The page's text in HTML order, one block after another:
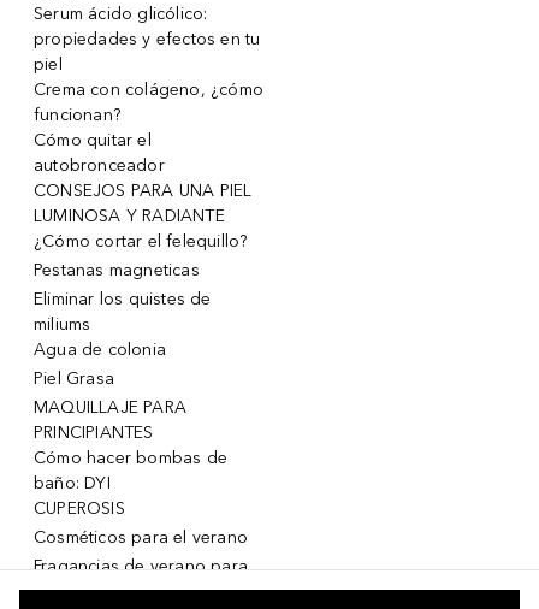
Serum ácido glicólico:
propiedades y efectos en tu
piel
Crema con colágeno, ¿cómo
funcionan?
Cómo quitar el
autobronceador
CONSEJOS PARA UNA PIEL
LUMINOSA Y RADIANTE
¿Cómo cortar el felequillo?
Pestanas magneticas
Eliminar los quistes de
miliums
Agua de colonia
Piel Grasa
MAQUILLAJE PARA
PRINCIPIANTES
Cómo hacer bombas de
baño: DYI
CUPEROSIS
Cosméticos para el verano
Fragancias de verano para
mujeres